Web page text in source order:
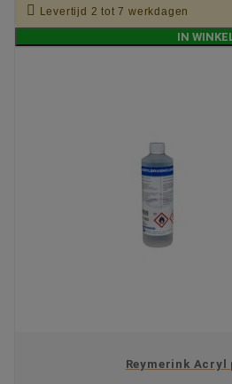
 Levertijd 2 tot 7 werkdagen
IN
Reymerink